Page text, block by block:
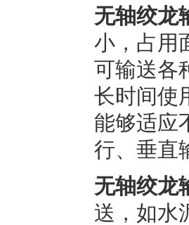
无轴绞龙
小，占用
可输送各
长时间使
能够适应
行、垂直
无轴绞龙
送，如水